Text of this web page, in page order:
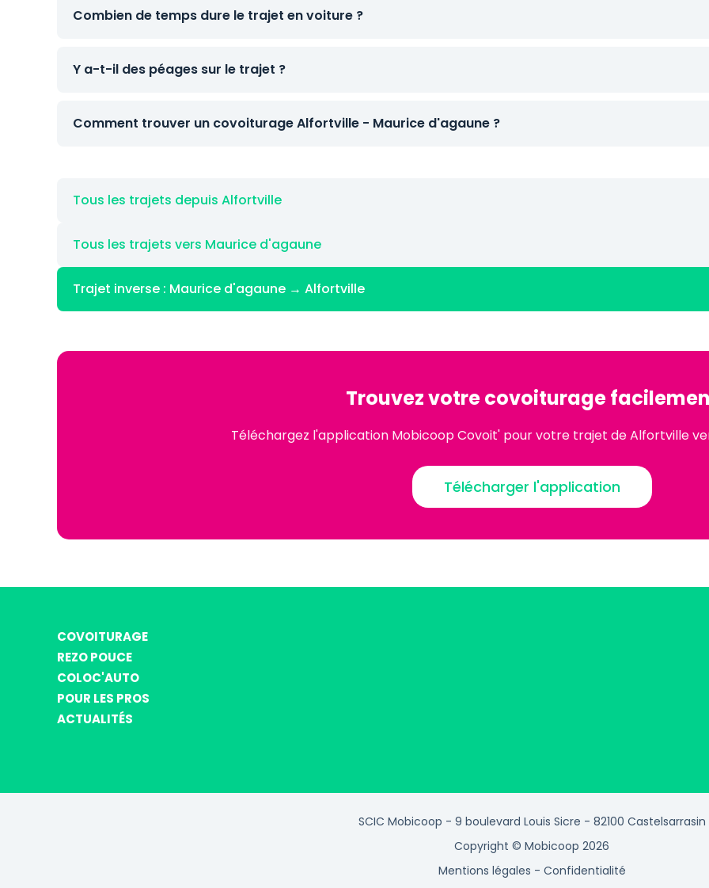
Combien de temps dure le trajet en voiture ?
Y a-t-il des péages sur le trajet ?
Comment trouver un covoiturage Alfortville - Maurice d'agaune ?
Tous les trajets depuis Alfortville
Tous les trajets vers Maurice d'agaune
Trajet inverse : Maurice d'agaune → Alfortville
Trouvez votre covoiturage
Téléchargez l'application Mobicoop Covoit' pour votre trajet de Alfortville
Télécharger l'application
COVOITURAGE
REZO POUCE
COLOC'AUTO
POUR LES PROS
ACTUALITÉS
SCIC Mobicoop - 9 boulevard Louis Sicre - 82100 Castelsarrasin
Copyright © Mobicoop 2026
Mentions légales - Confidentialité